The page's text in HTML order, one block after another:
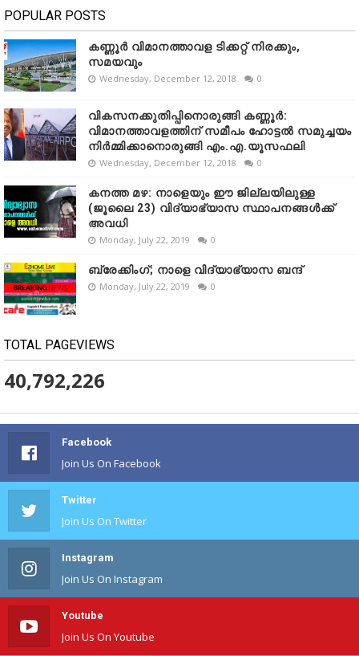
POPULAR POSTS
കണ്ണൂർ വിമാനത്താവള ടിക്കറ്റ് നിരക്കും,
സമയവും
Wednesday, December 12, 2018 0
വികസനക്കുതിപ്പിനൊരുങ്ങി കണ്ണൂർ:
വിമാനത്താവളത്തിന് സമീപം ഹോട്ടൽ സമുച്ചയം
നിർമ്മിക്കാനൊരുങ്ങി എം.എ.യൂസഫലി
Wednesday, December 12, 2018 0
കനത്ത മഴ: നാളെയും ഈ ജില്ലയിലുള്ള
(ജൂലൈ 23) വിദ്യാഭ്യാസ സ്ഥാപനങ്ങൾക്ക്
അവധി
Monday, July 22, 2019 0
ബ്രേക്കിംഗ്; നാളെ വിദ്യാഭ്യാസ ബന്ദ്
Monday, July 22, 2019 0
TOTAL PAGEVIEWS
40,792,226
Facebook
Join Us On Facebook
Twitter
Join Us On Twitter
Instagram
Join Us On Instagram
Youtube
Join Us On Youtube